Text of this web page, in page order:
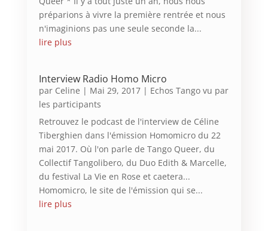
préparions à vivre la première rentrée et nous
n'imaginions pas une seule seconde la...
lire plus
Interview Radio Homo Micro
par Celine | Mai 29, 2017| Echos Tango vu par
les participants
Retrouvez le podcast de l'interview de Céline
Tiberghien dans l'émission Homomicro du 22
mai 2017. Où l'on parle de Tango Queer, du
Collectif Tangolibero, du Duo Edith & Marcelle,
du festival La Vie en Rose et caetera...
Homomicro, le site de l'émission qui se...
lire plus